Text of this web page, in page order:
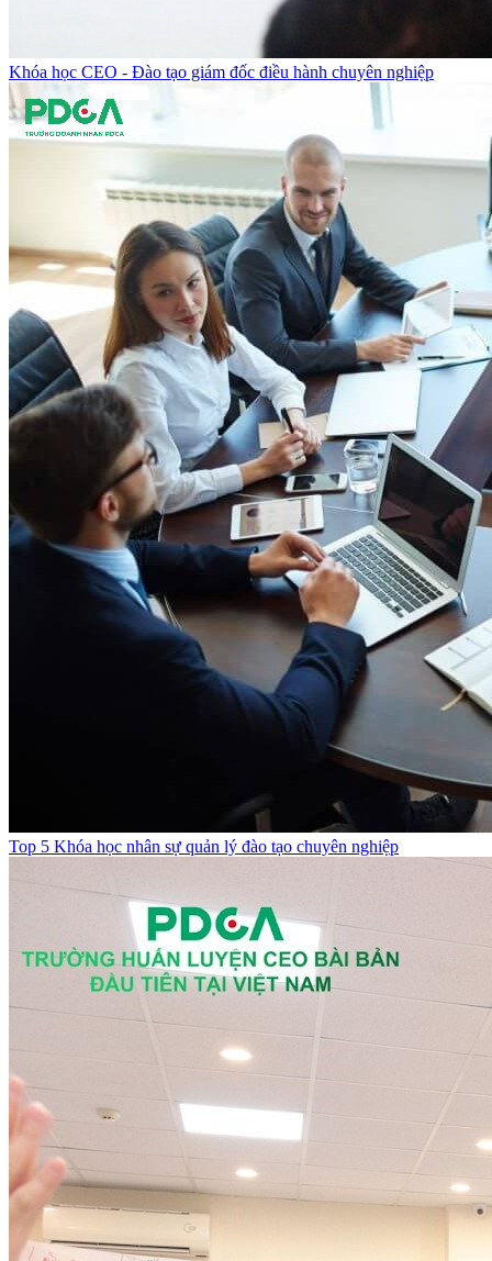
Khóa học CEO - Đào tạo giám đốc điều hành chuyên nghiệp
Top 5 Khóa học nhân sự quản lý đào tạo chuyên nghiệp